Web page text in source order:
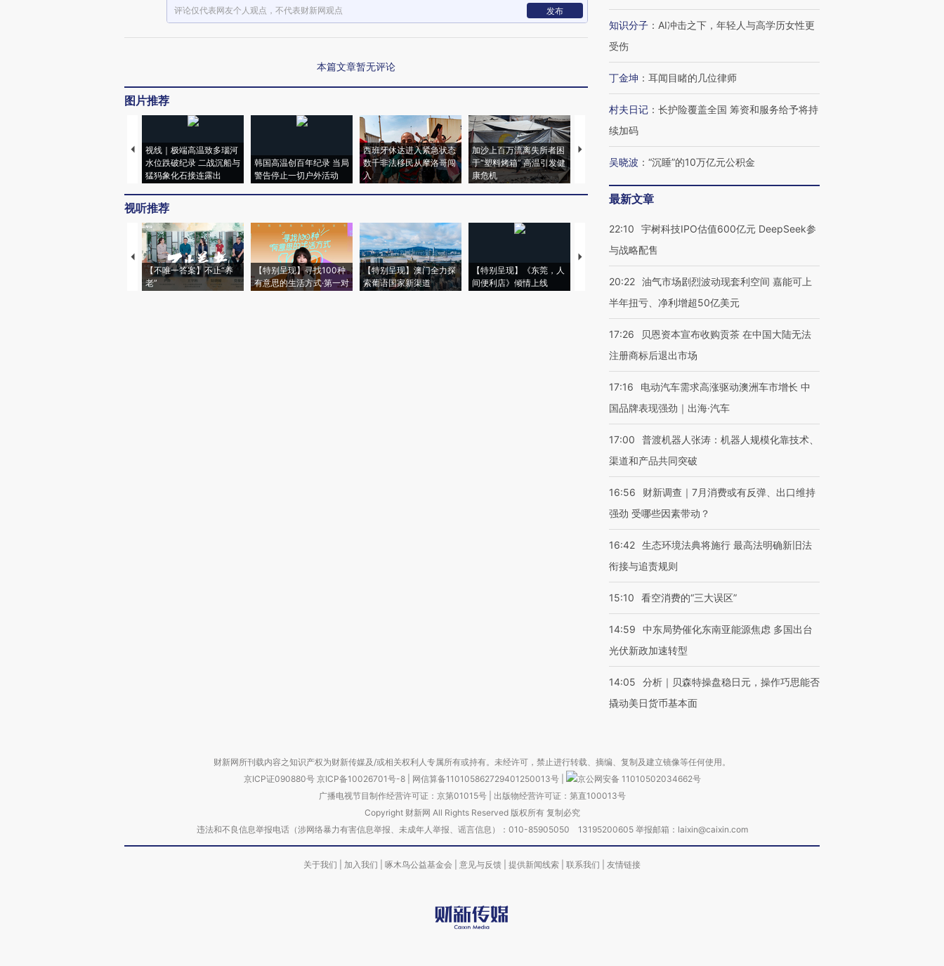
评论仅代表网友个人观点，不代表财新网观点 发布
本篇文章暂无评论
图片推荐
视线｜极端高温致多瑙河
水位跌破纪录 二战沉船与
猛犸象化石接连露出
韩国高温创百年纪录 当局
警告停止一切户外活动
西班牙休达进入紧急状态
数千非法移民从摩洛哥闯
入
加沙上百万流离失所者困
于“塑料烤箱” 高温引发健
康危机
视线｜HYROX的吸金
术：是什么让中产们甘
马航飞行员跨国走私7万
粒摇头丸 尿检体内含3种
视线｜被称为“蟑螂”的印
视听推荐
【不唯一答案】不止“养
老”
【特别呈现】寻找100种
有意思的生活方式·第一对
【特别呈现】澳门全力探
索葡语国家新渠道
【特别呈现】《东莞，人
间便利店》倾情上线
【推广】走进第四届链博
有意思的生活方式·第三对
住三大增长引擎是什么？
知识分子 ： AI冲击之下，年轻人与高学历女性更
受伤
丁金坤 ： 耳闻目睹的几位律师
村夫日记 ： 长护险覆盖全国 筹资和服务给予将持
续加码
吴晓波 ： “沉睡”的10万亿元公积金
最新文章
22:10
宇树科技IPO估值600亿元 DeepSeek参
与战略配售
20:22 油气市场剧烈波动现套利空间 嘉能可上
半年扭亏、净利增超50亿美元
17:26
贝恩资本宣布收购贡茶 在中国大陆无法
注册商标后退出市场
17:16
电动汽车需求高涨驱动澳洲车市增长 中
国品牌表现强劲｜出海·汽车
17:00
普渡机器人张涛：机器人规模化靠技术、
渠道和产品共同突破
16:56
财新调查｜7月消费或有反弹、出口维持
强劲 受哪些因素带动？
16:42 生态环境法典将施行 最高法明确新旧法
衔接与追责规则
15:10 看空消费的“三大误区”
14:59
中东局势催化东南亚能源焦虑 多国出台
光伏新政加速转型
14:05
分析｜贝森特操盘稳日元，操作巧思能否
撬动美日货币基本面
财新网所刊载内容之知识产权为财新传媒及/或相关权利人专属所有或持有。未经许可，禁止进行转载、摘编、复制及建立镜像等任何使用。
京ICP证090880号 京ICP备10026701号-8 网信算备110105862729401250013号
京公网安备 11010502034662号
广播电视节目制作经营许可证：京第01015号| 出版物经营许可证：第直100013号
Copyright 财新网 All Rights Reserved 版权所有 复制必究
违法和不良信息举报电话（涉网络暴力有害信息举报、未成年人举报、谣言信息）：010-85905050 13195200605 举报邮箱：laixin@caixin.com
关于我们 加入我们 啄木鸟公益基金会 意见与反馈 提供新闻线索 联系我们 友情链接